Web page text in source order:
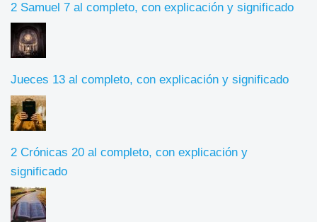
2 Samuel 7 al completo, con explicación y significado
Jueces 13 al completo, con explicación y significado
2 Crónicas 20 al completo, con explicación y
significado